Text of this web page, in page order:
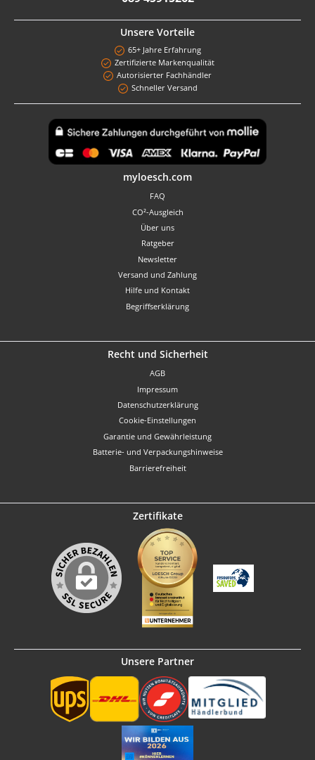
Unsere Vorteile
65+ Jahre Erfahrung
Zertifizierte Markenqualität
Autorisierter Fachhändler
Schneller Versand
myloesch.com
FAQ
CO²-Ausgleich
Über uns
Ratgeber
Newsletter
Versand und Zahlung
Hilfe und Kontakt
Begriffserklärung
Recht und Sicherheit
AGB
Impressum
Datenschutzerklärung
Cookie-Einstellungen
Garantie und Gewährleistung
Batterie- und Verpackungshinweise
Barrierefreiheit
Zertifikate
Unsere Partner